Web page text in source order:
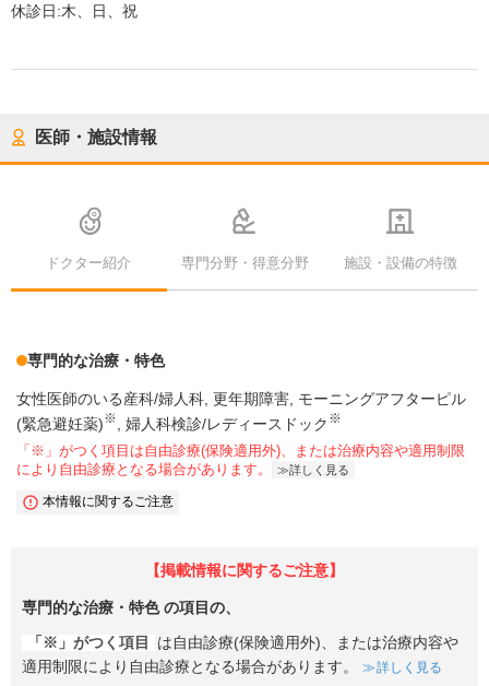
休診日:木、日、祝
医師・施設情報
ドクター紹介 専門分野・得意分野 施設・設備の特徴
専門的な治療・特色
女性医師のいる産科/婦人科 更年期障害 モーニングアフターピル
(緊急避妊薬)※ 婦人科検診/レディースドック ※
「※」がつく項目は自由診療(保険適用外)、または治療内容や適用制限
により自由診療となる場合があります。
詳しく見る
本情報に関するご注意
【掲載情報に関するご注意】
専門的な治療・特色の項目の、
「※」がつく項目
は自由診療(保険適用外)、または治療内容や
適用制限により自由診療となる場合があります。
詳しく見る